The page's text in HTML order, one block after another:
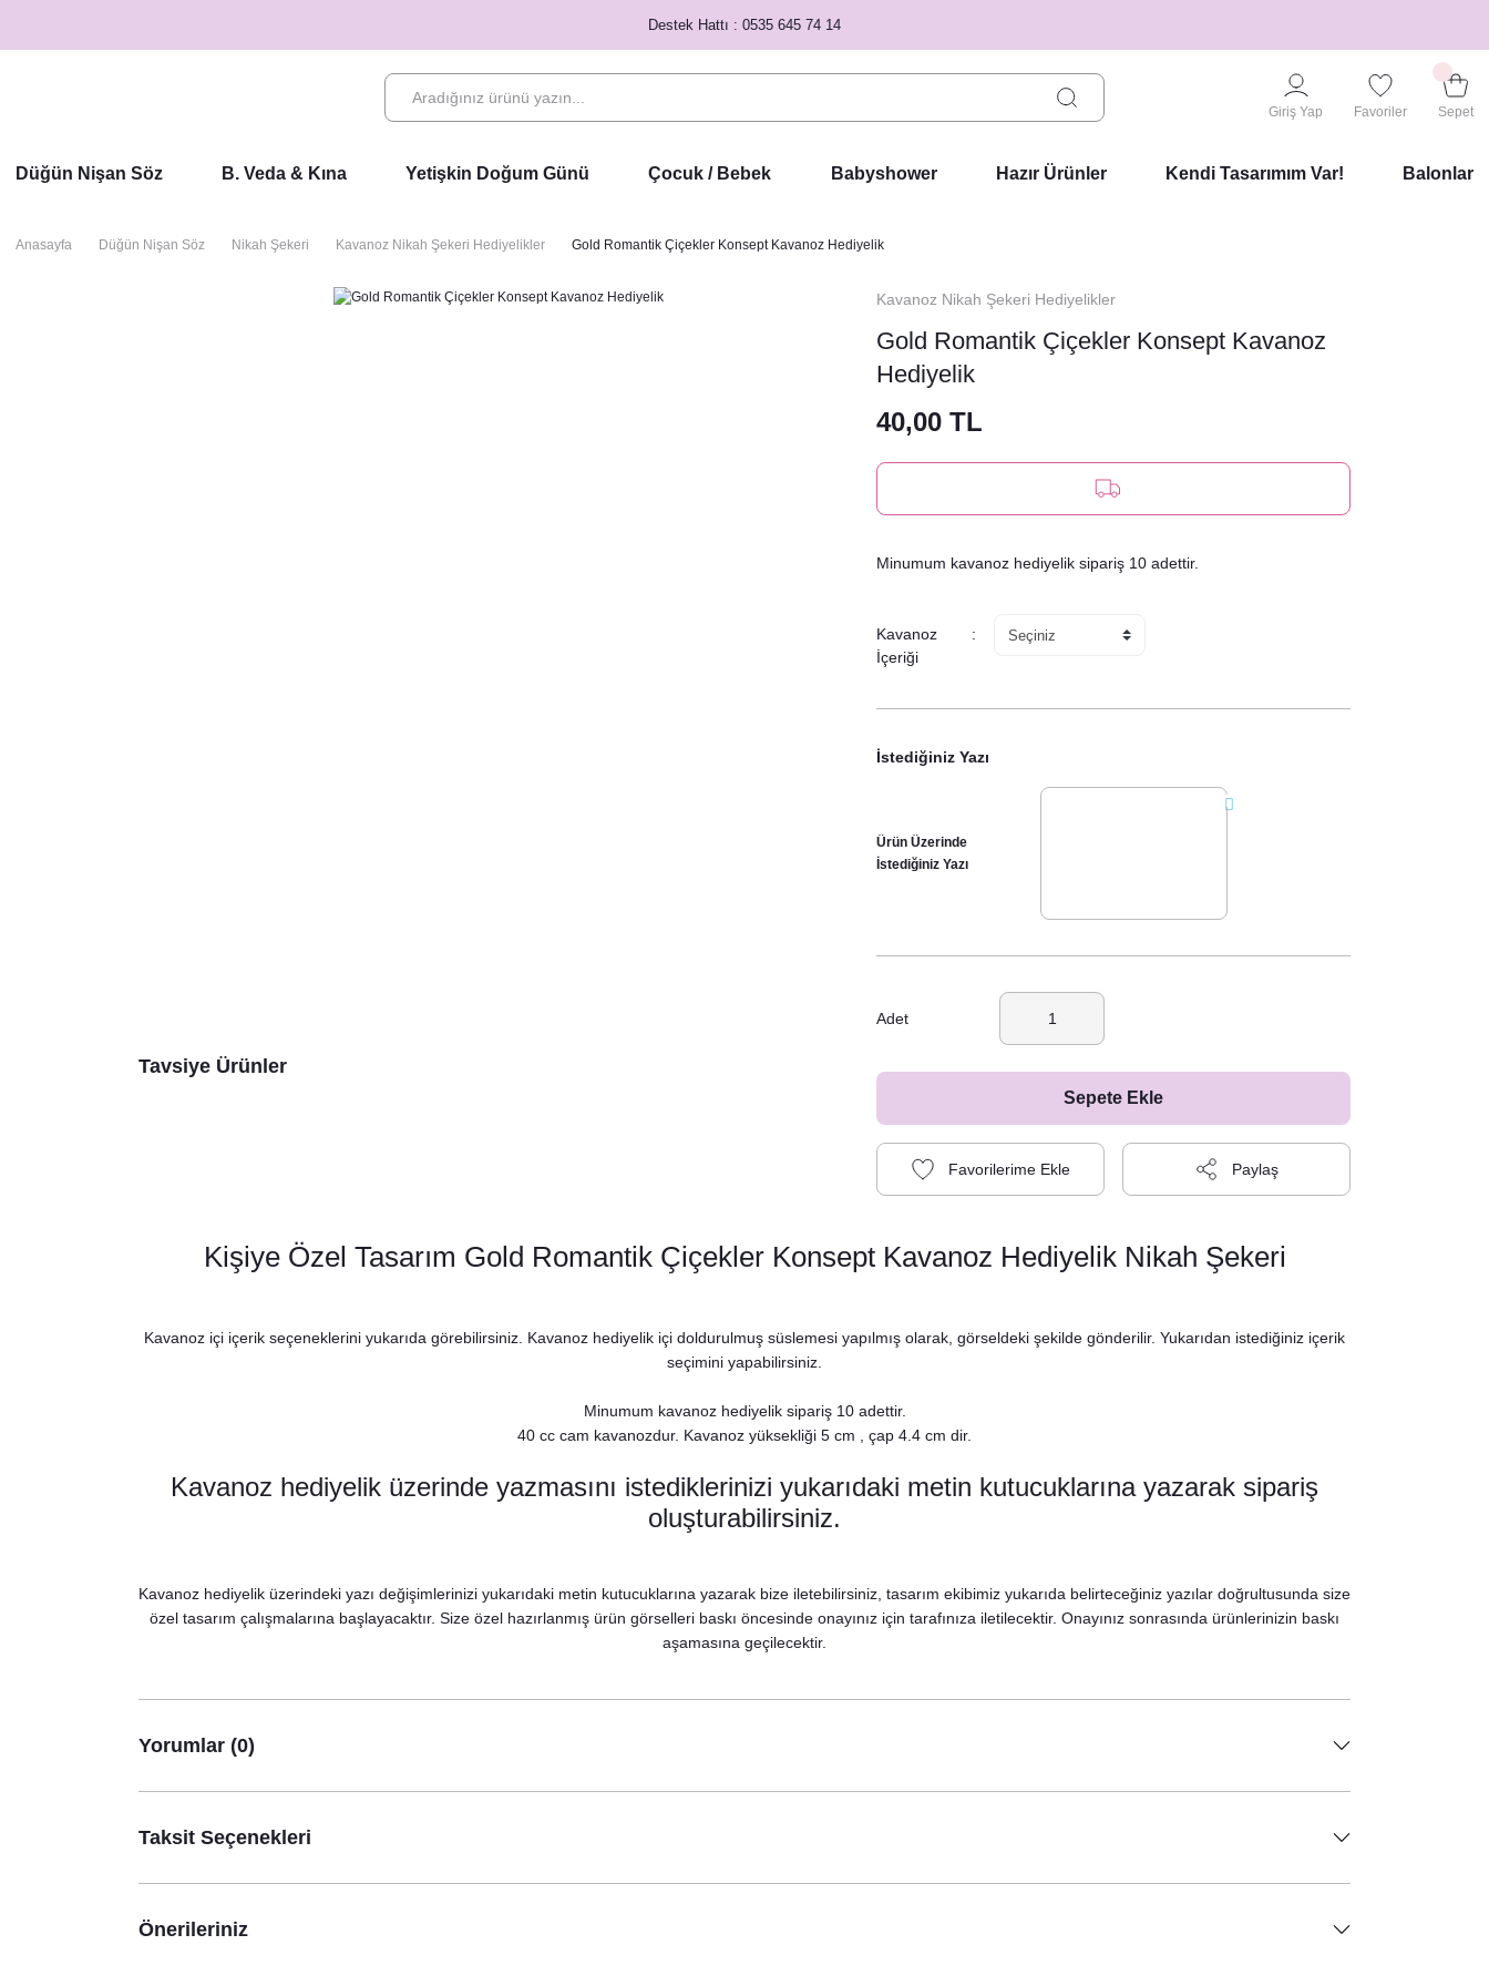
Destek Hattı : 0535 645 74 14
Giriş Yap Favoriler Sepet
Düğün Nişan Söz B. Veda & Kına Yetişkin Doğum Günü Çocuk / Bebek Babyshower Hazır Ürünler Kendi Tasarımım Var! Balonlar
Anasayfa Düğün Nişan Söz Nikah Şekeri Kavanoz Nikah Şekeri Hediyelikler Gold Romantik Çiçekler Konsept Kavanoz Hediyelik
Tavsiye Ürünler
Romantik Çiçekler Konsept Karşılama Panosu
Romantik Çiçek Konsept Kutulu Mum Hediyelik
Kavanoz Nikah Şekeri Hediyelikler
Gold Romantik Çiçekler Konsept Kavanoz
Hediyelik
40,00 TL
Minumum kavanoz hediyelik sipariş 10 adettir.
Kavanoz
İçeriği
İstediğiniz Yazı
Ürün Üzerinde
İstediğiniz Yazı
Adet
Sepete Ekle
Paylaş
Kişiye Özel Tasarım Gold Romantik Çiçekler Konsept Kavanoz Hediyelik Nikah Şekeri
Kavanoz içi içerik seçeneklerini yukarıda görebilirsiniz. Kavanoz hediyelik içi doldurulmuş süslemesi yapılmış olarak, görseldeki şekilde gönderilir. Yukarıdan istediğiniz içerik
seçimini yapabilirsiniz.
Minumum kavanoz hediyelik sipariş 10 adettir.
40 cc cam kavanozdur. Kavanoz yüksekliği 5 cm , çap 4.4 cm dir.
Kavanoz hediyelik üzerinde yazmasını istediklerinizi yukarıdaki metin kutucuklarına yazarak sipariş
oluşturabilirsiniz.
Kavanoz hediyelik üzerindeki yazı değişimlerinizi yukarıdaki metin kutucuklarına yazarak bize iletebilirsiniz, tasarım ekibimiz yukarıda belirteceğiniz yazılar doğrultusunda size
özel tasarım çalışmalarına başlayacaktır. Size özel hazırlanmış ürün görselleri baskı öncesinde onayınız için tarafınıza iletilecektir. Onayınız sonrasında ürünlerinizin baskı
aşamasına geçilecektir.
Yorumlar (0)
Taksit Seçenekleri
Önerileriniz